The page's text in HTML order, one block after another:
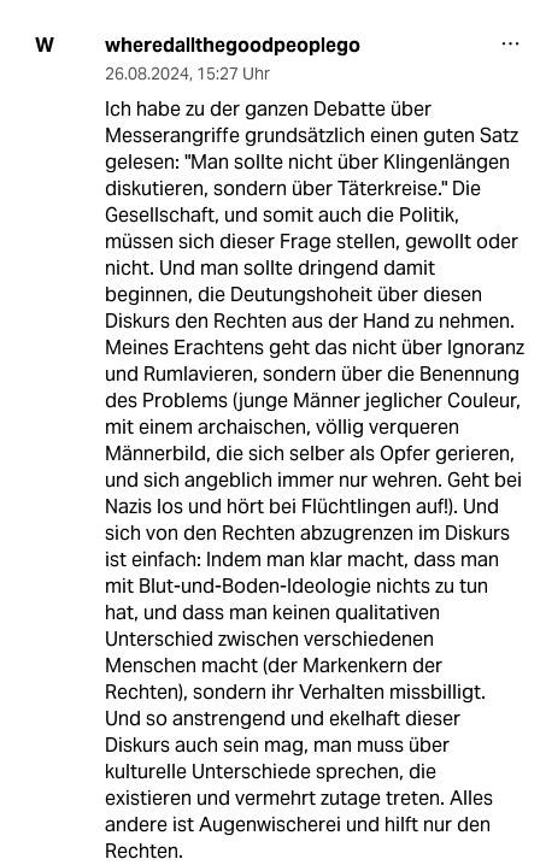
W wheredallthegoodpeoplego
26.08.2024, 15:27 Uhr
Ich habe zu der ganzen Debatte über
Messerangriffe grundsätzlich einen guten Satz
gelesen: "Man sollte nicht über Klingenlängen
diskutieren, sondern über Täterkreise." Die
Gesellschaft, und somit auch die Politik,
müssen sich dieser Frage stellen, gewollt oder
nicht. Und man sollte dringend damit
beginnen, die Deutungshoheit über diesen
Diskurs den Rechten aus der Hand zu nehmen.
Meines Erachtens geht das nicht über Ignoranz
und Rumlavieren, sondern über die Benennung
des Problems (junge Männer jeglicher Couleur,
mit einem archaischen, völlig verqueren
Männerbild, die sich selber als Opfer gerieren,
und sich angeblich immer nur wehren. Geht bei
Nazis los und hört bei Flüchtlingen auf!). Und
sich von den Rechten abzugrenzen im Diskurs
ist einfach: Indem man klar macht, dass man
mit Blut-und-Boden-Ideologie nichts zu tun
hat, und dass man keinen qualitativen
Unterschied zwischen verschiedenen
Menschen macht (der Markenkern der
Rechten), sondern ihr Verhalten missbilligt.
Und so anstrengend und ekelhaft dieser
Diskurs auch sein mag, man muss über
kulturelle Unterschiede sprechen, die
existieren und vermehrt zutage treten. Alles
andere ist Augenwischerei und hilft nur den
Rechten.